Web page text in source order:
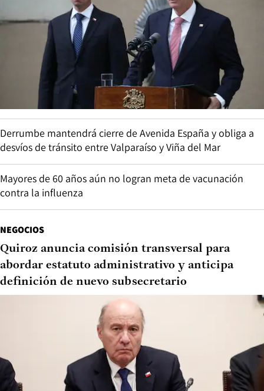
Derrumbe mantendrá cierre de Avenida España y obliga a
desvíos de tránsito entre Valparaíso y Viña del Mar
Mayores de 60 años aún no logran meta de vacunación
contra la influenza
NEGOCIOS
Quiroz anuncia comisión transversal para
abordar estatuto administrativo y anticipa
definición de nuevo subsecretario